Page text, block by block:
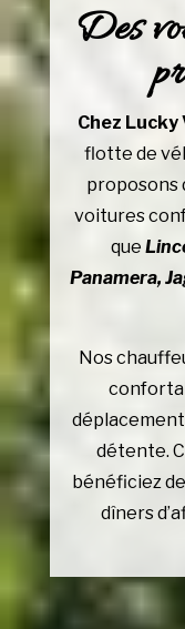
Des
Chez Lucky
flotte de
proposons
voitures
que
Panamera,
Nos
détente.
bénéficiez
dîners